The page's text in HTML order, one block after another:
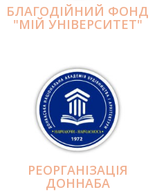
БЛАГОДІЙНИЙ ФОНД
"МІЙ УНІВЕРСИТЕТ"
РЕОРГАНІЗАЦІЯ
ДОННАБА